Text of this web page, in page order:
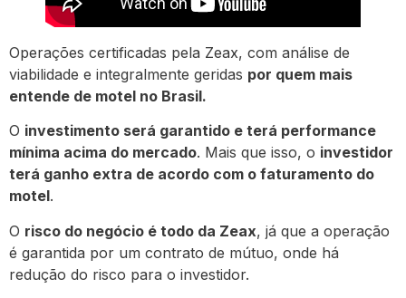
Operações certificadas pela Zeax, com análise de
viabilidade e integralmente geridas por quem mais
entende de motel no Brasil.
O investimento será garantido e terá performance
mínima acima do mercado. Mais que isso, o investidor
terá ganho extra de acordo com o faturamento do
motel.
O risco do negócio é todo da Zeax, já que a operação
é garantida por um contrato de mútuo, onde há
redução do risco para o investidor.